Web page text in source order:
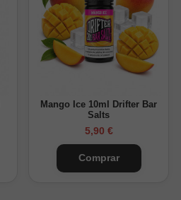
Mango Ice 10ml Drifter Bar
Salts
5,90 €
Comprar